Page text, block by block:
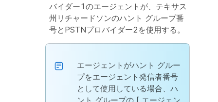
バイダー1のエージェントが、テキサス
州リチャードソンのハント グループ番
号とPSTNプロバイダー2を使用する。
エージェントがハント グルー
プをエージェント発信者番号
として使用している場合、ハ
ント グループの [ エージェン